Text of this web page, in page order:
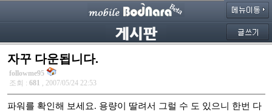
자꾸 다운됩니다.
followme95
조회 : 681 , 2007/05/24 22:53
파워를 확인해 보세요. 용량이 딸려서 그럴 수 도 있으니 한번 다